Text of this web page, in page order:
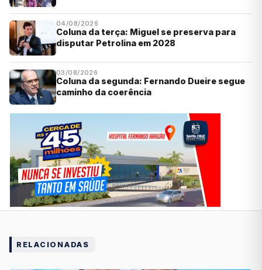
04/08/2026
Coluna da terça: Miguel se preserva para
disputar Petrolina em 2028
03/08/2026
Coluna da segunda: Fernando Dueire segue
caminho da coerência
RELACIONADAS